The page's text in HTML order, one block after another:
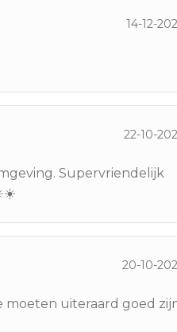
14-12-
22-10-
Supervriendelijk
20-10-
moeten uiteraard goed